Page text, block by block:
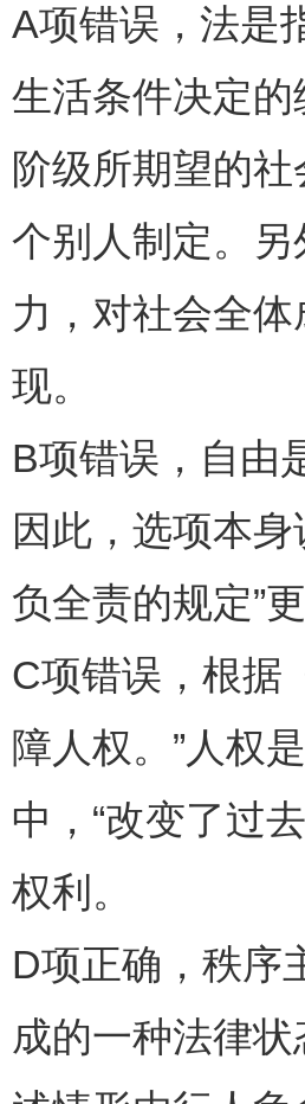
A项错误，法是
生活条件决定
阶级所期望的
个别人制定。
力，对社会全
现。
B项错误，自由
因此，选项本
负全责的规定”
C项错误，根据
障人权。”人权
中，“改变了过
权利。
D项正确，秩序
成的一种法律